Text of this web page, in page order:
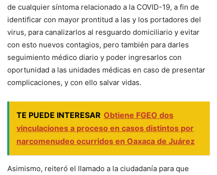
de cualquier síntoma relacionado a la COVID-19, a fin de
identificar con mayor prontitud a las y los portadores del
virus, para canalizarlos al resguardo domiciliario y evitar
con esto nuevos contagios, pero también para darles
seguimiento médico diario y poder ingresarlos con
oportunidad a las unidades médicas en caso de presentar
complicaciones, y con ello salvar vidas.
TE PUEDE INTERESAR Obtiene FGEO dos
vinculaciones a proceso en casos distintos por
narcomenudeo ocurridos en Oaxaca de Juárez
Asimismo, reiteró el llamado a la ciudadanía para que